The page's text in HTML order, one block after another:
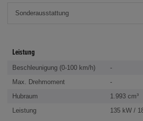
Leistung
Beschleunigung (0-100 km/h)
-
Max. Drehmoment
-
Hubraum
1.993 cm³
Leistung
135 kW /